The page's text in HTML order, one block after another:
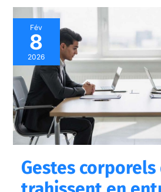
Fév
8
2026
Gestes
Gestes
corporels
qui
vous
trahissent
en
entretien
d’embauche